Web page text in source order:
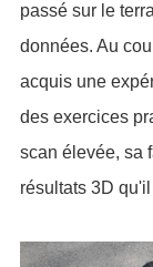
passé sur le
données. Au
acquis une
des exercices
scan élevée, sa
résultats 3D